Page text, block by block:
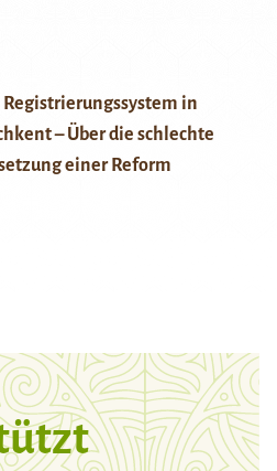
Registrierungssystem in
– Über die schlechte
einer Reform